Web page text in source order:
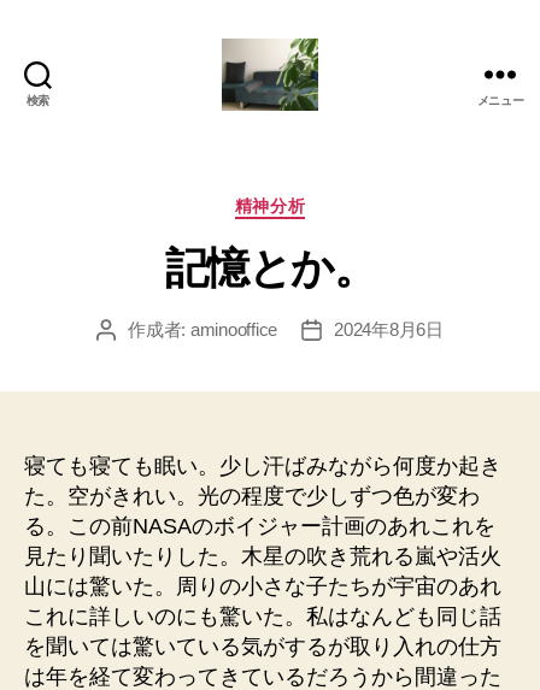
検索
美
か
も
あ
の
グ
メニュー
カ
ゴ
リ
精神分析
記憶とか。
投 作成者: aminooffice
投
2024年8月6日
寝ても寝ても眠い。少し汗ばみながら何度か起き
た。空がきれい。光の程度で少しずつ色が変わ
る。この前NASAのボイジャー計画のあれこれを
見たり聞いたりした。木星の吹き荒れる嵐や活火
山には驚いた。周りの小さな子たちが宇宙のあれ
これに詳しいのにも驚いた。私はなんども同じ話
を聞いては驚いている気がするが取り入れの仕方
は年を経て変わってきているだろうから間違った